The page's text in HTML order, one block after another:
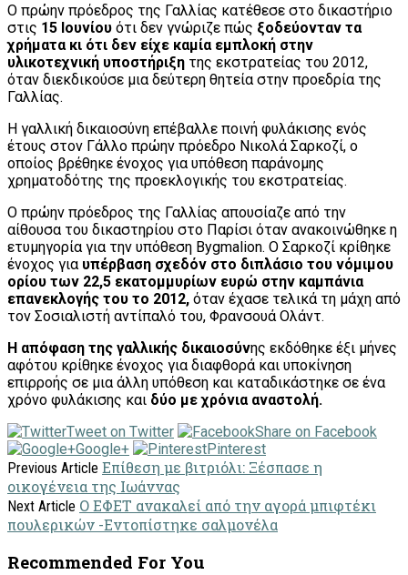
Ο πρώην πρόεδρος της Γαλλίας κατέθεσε στο δικαστήριο
στις 15 Ιουνίου ότι δεν γνώριζε πώς ξοδεύονταν τα
χρήματα κι ότι δεν είχε καμία εμπλοκή στην
υλικοτεχνική υποστήριξη της εκστρατείας του 2012,
όταν διεκδικούσε μια δεύτερη θητεία στην προεδρία της
Γαλλίας.
Η γαλλική δικαιοσύνη επέβαλλε ποινή φυλάκισης ενός
έτους στον Γάλλο πρώην πρόεδρο Νικολά Σαρκοζί, ο
οποίος βρέθηκε ένοχος για υπόθεση παράνομης
χρηματοδότης της προεκλογικής του εκστρατείας.
O πρώην πρόεδρος της Γαλλίας απουσίαζε από την
αίθουσα του δικαστηρίου στο Παρίσι όταν ανακοινώθηκε η
ετυμηγορία για την υπόθεση Bygmalion. Ο Σαρκοζί κρίθηκε
ένοχος για υπέρβαση σχεδόν στο διπλάσιο του νόμιμου
ορίου των 22,5 εκατομμυρίων ευρώ στην καμπάνια
επανεκλογής του το 2012, όταν έχασε τελικά τη μάχη από
τον Σοσιαλιστή αντίπαλό του, Φρανσουά Ολάντ.
Η απόφαση της γαλλικής δικαιοσύνης εκδόθηκε έξι μήνες
αφότου κρίθηκε ένοχος για διαφθορά και υποκίνηση
επιρροής σε μια άλλη υπόθεση και καταδικάστηκε σε ένα
χρόνο φυλάκισης και δύο με χρόνια αναστολή.
Tweet on Twitter
Share on Facebook
Google+
Pinterest
Previous Article Επίθεση με βιτριόλι: Ξέσπασε η
οικογένεια της Ιωάννας
Next Article Ο ΕΦΕΤ ανακαλεί από την αγορά μπιφτέκι
πουλερικών -Εντοπίστηκε σαλμονέλα
Recommended For You